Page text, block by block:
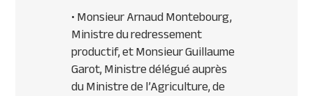
• Monsieur Arnaud Montebourg,
Ministre du redressement
productif, et Monsieur Guillaume
Garot, Ministre délégué auprès
du Ministre de l’Agriculture, de